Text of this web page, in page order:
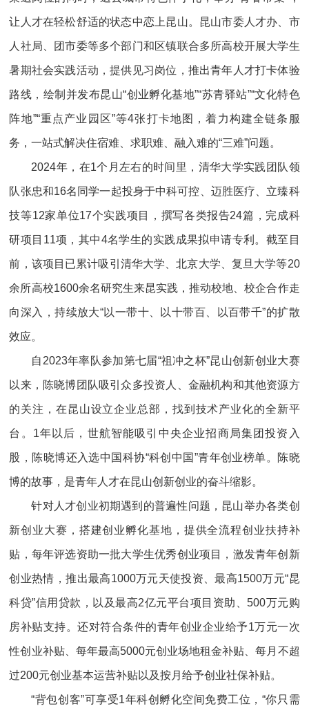
让人才在轻松舒适的状态中恋上昆山。昆山市委人才办、市
人社局、团市委等多个部门和区镇联合多所高校开展大学生
暑期社会实践活动，提供见习岗位，推出青年人才打卡体验
路线，绘制并发布昆山“创业孵化基地”“苏青驿站”“文化特色
阵地”“重点产业园区”等4张打卡地图，着力构建全链条服
务，一站式解决住宿难、求职难、融入难的“三难”问题。
2024年，在1个月左右的时间里，清华大学实践团队领
队张忠和16名同学一起投身于中科可控、迈胜医疗、立臻科
技等12家单位17个实践项目，撰写各类报告24篇，完成科
研项目11项，其中4名学生的实践成果拟申请专利。截至目
前，该项目已累计吸引清华大学、北京大学、复旦大学等20
余所高校1600余名研究生来昆实践，推动校地、校企合作走
向深入，持续放大“以一带十、以十带百、以百带千”的扩散
效应。
自2023年率队参加第七届“祖冲之杯”昆山创新创业大赛
以来，陈晓博团队吸引众多投资人、金融机构和其他资源方
的关注，在昆山设立企业总部，找到技术产业化的全新平
台。1年以后，世航智能吸引中央企业招商局集团投资入
股，陈晓博还入选中国科协“科创中国”青年创业榜单。陈晓
博的故事，是青年人才在昆山创新创业的奋斗缩影。
针对人才创业初期遇到的普遍性问题，昆山举办各类创
新创业大赛，搭建创业孵化基地，提供全流程创业扶持补
贴，每年评选资助一批大学生优秀创业项目，激发青年创新
创业热情，推出最高1000万元天使投资、最高1500万元“昆
科贷”信用贷款，以及最高2亿元平台项目资助、500万元购
房补贴支持。还对符合条件的青年创业企业给予1万元一次
性创业补贴、每年最高5000元创业场地租金补贴、每月不超
过200元创业基本运营补贴以及按月给予创业社保补贴。
“背包创客”可享受1年科创孵化空间免费工位，“你只需